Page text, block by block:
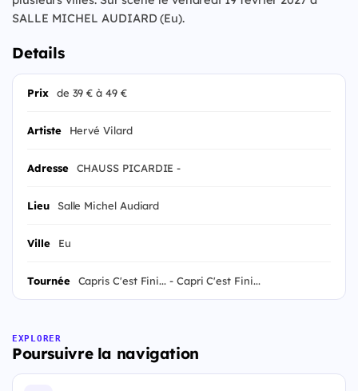
SALLE MICHEL AUDIARD (Eu).
Details
Prix de 39 € à 49 €
Artiste Hervé Vilard
Adresse CHAUSS PICARDIE -
Lieu Salle Michel Audiard
Ville Eu
Tournée Capris C'est Fini... - Capri C'est Fini...
EXPLORER
Poursuivre la navigation